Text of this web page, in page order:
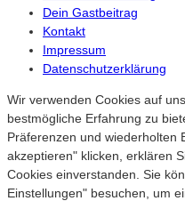
Dein Gastbeitrag
Kontakt
Impressum
Datenschutzerklärung
Wir verwenden Cookies auf
bestmögliche Erfahrung zu
Präferenzen und wiederholten
akzeptieren" klicken, erklären
Cookies einverstanden. Sie
Einstellungen" besuchen, um